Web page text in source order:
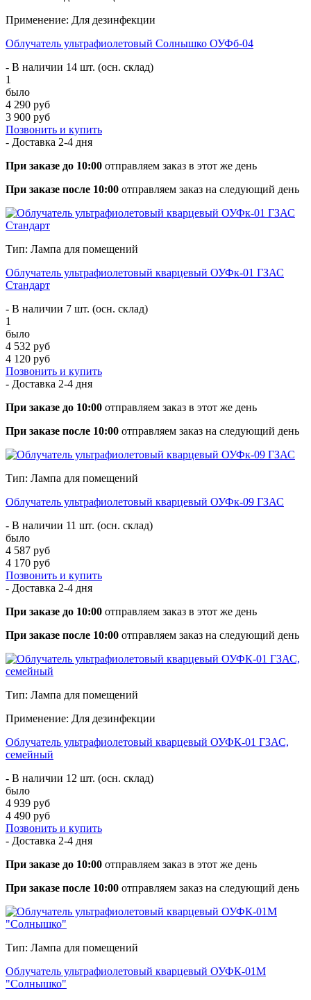
Применение: Для дезинфекции
Облучатель ультрафиолетовый Солнышко ОУФб-04
- В наличии 14 шт. (осн. склад)
1
было
4 290 руб
3 900 руб
Позвонить и купить
- Доставка 2-4 дня
При заказе до 10:00 отправляем заказ в этот же день
При заказе после 10:00 отправляем заказ на следующий день
Тип: Лампа для помещений
Облучатель ультрафиолетовый кварцевый ОУФк-01 ГЗАС
Стандарт
- В наличии 7 шт. (осн. склад)
1
было
4 532 руб
4 120 руб
Позвонить и купить
- Доставка 2-4 дня
При заказе до 10:00 отправляем заказ в этот же день
При заказе после 10:00 отправляем заказ на следующий день
Тип: Лампа для помещений
Облучатель ультрафиолетовый кварцевый ОУФк-09 ГЗАС
- В наличии 11 шт. (осн. склад)
было
4 587 руб
4 170 руб
Позвонить и купить
- Доставка 2-4 дня
При заказе до 10:00 отправляем заказ в этот же день
При заказе после 10:00 отправляем заказ на следующий день
Тип: Лампа для помещений
Применение: Для дезинфекции
Облучатель ультрафиолетовый кварцевый ОУФК-01 ГЗАС,
семейный
- В наличии 12 шт. (осн. склад)
было
4 939 руб
4 490 руб
Позвонить и купить
- Доставка 2-4 дня
При заказе до 10:00 отправляем заказ в этот же день
При заказе после 10:00 отправляем заказ на следующий день
Тип: Лампа для помещений
Облучатель ультрафиолетовый кварцевый ОУФК-01М
"Солнышко"